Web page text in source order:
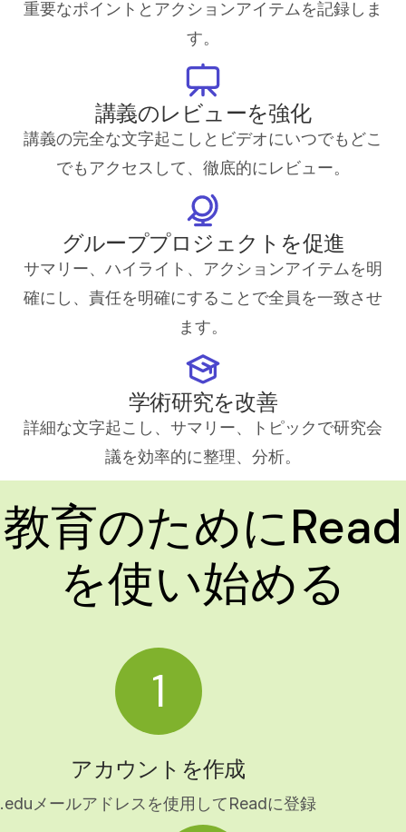
重要なポイントとアクションアイテムを記録しま
す。
講義のレビューを強化
講義の完全な文字起こしとビデオにいつでもどこ
でもアクセスして、徹底的にレビュー。
グループプロジェクトを促進
サマリー、ハイライト、アクションアイテムを明
確にし、責任を明確にすることで全員を一致させ
ます。
学術研究を改善
詳細な文字起こし、サマリー、トピックで研究会
議を効率的に整理、分析。
教育のためにRead
を使い始める
1
アカウントを作成
.eduメールアドレスを使用してReadに登録